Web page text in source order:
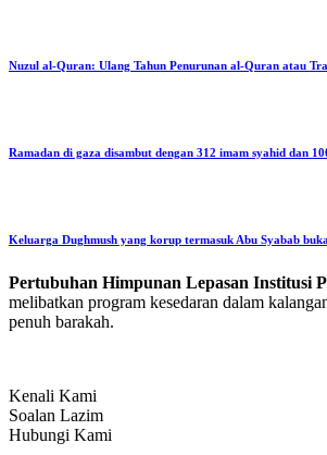
Nuzul al-Quran: Ulang Tahun Penurunan al-Quran atau
Ramadan di gaza disambut dengan 312 imam syahid dan
Keluarga Dughmush yang korup termasuk Abu Syabab
Pertubuhan Himpunan Lepasan Institusi
melibatkan program kesedaran dalam
penuh barakah.
Kenali Kami
Soalan Lazim
Hubungi Kami